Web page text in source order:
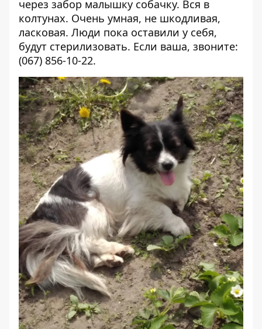
через забор малышку собачку. Вся в
колтунах. Очень умная, не шкодливая,
ласковая. Люди пока оставили у себя,
будут стерилизовать. Если ваша, звоните:
(067) 856-10-22.